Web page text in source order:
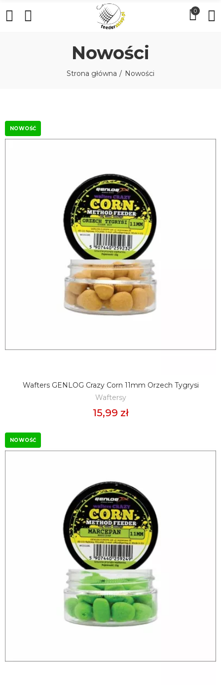
0
Nowości
Strona główna Nowości
NOWOŚĆ
DODAJ DO KOSZYKA
Wafters GENLOG Crazy Corn 11mm Orzech Tygrysi
Waftersy
15,99 zł
NOWOŚĆ